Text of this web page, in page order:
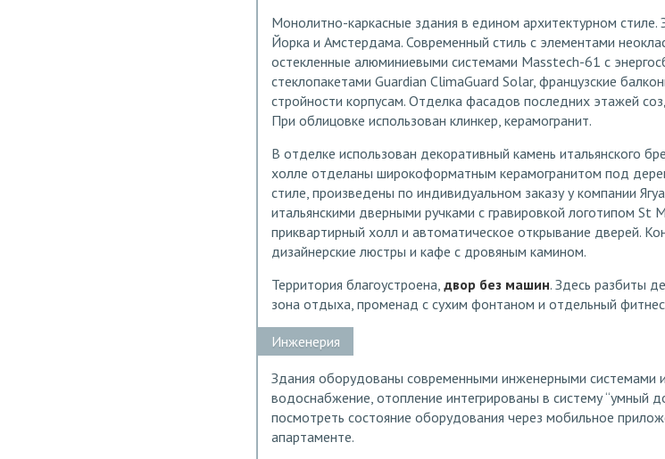
Монолитно-каркасные здания в едином архитектурном
Йорка и Амстердама. Современный стиль с элементами
остекленные алюминиевыми системами Masstech-61 с
стеклопакетами Guardian ClimaGuard Solar, французские
стройности корпусам. Отделка фасадов последних этажей
При облицовке использован клинкер, керамогранит.
В отделке использован декоративный камень итальянского
холле отделаны широкоформатным керамогранитом под
стиле, произведены по индивидуальном заказу у компании
итальянскими дверными ручками с гравировкой логотипом St
приквартирный холл и автоматическое открывание дверей.
дизайнерские люстры и кафе с дровяным камином.
Территория благоустроена, двор без машин. Здесь разбиты
зона отдыха, променад с сухим фонтаном и отдельный
Инженерия
Здания оборудованы современными инженерными системами
водоснабжение, отопление интегрированы в систему “умный
посмотреть состояние оборудования через мобильное
апартаменте.